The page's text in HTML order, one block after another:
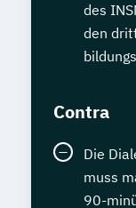
des
den
Contra
Die
muss
90-